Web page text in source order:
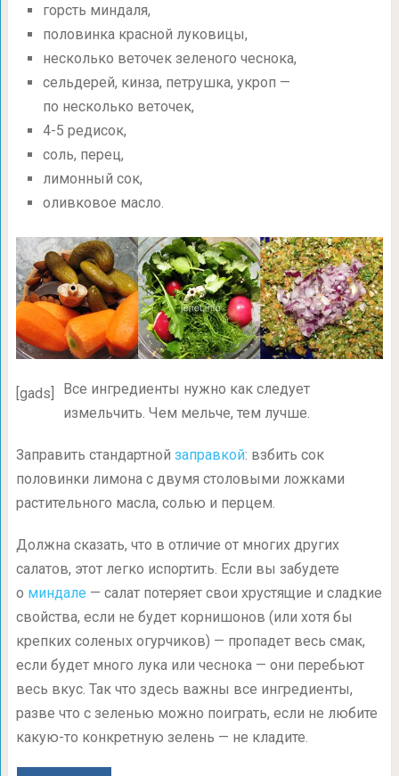
горсть миндаля,
половинка красной луковицы,
несколько веточек зеленого чеснока,
сельдерей, кинза, петрушка, укроп —
по несколько веточек,
4-5 редисок,
соль, перец,
лимонный сок,
оливковое масло.
[gads]
Все ингредиенты нужно как следует
измельчить. Чем мельче, тем лучше.
Заправить стандартной заправкой: взбить сок
половинки лимона с двумя столовыми ложками
растительного масла, солью и перцем.
Должна сказать, что в отличие от многих других
салатов, этот легко испортить. Если вы забудете
о миндале — салат потеряет свои хрустящие и сладкие
свойства, если не будет корнишонов (или хотя бы
крепких соленых огурчиков) — пропадет весь смак,
если будет много лука или чеснока — они перебьют
весь вкус. Так что здесь важны все ингредиенты,
разве что с зеленью можно поиграть, если не любите
какую-то конкретную зелень — не кладите.